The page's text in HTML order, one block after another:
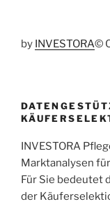
by INVESTORA©
INVESTORA
Marktanalysen
Für Sie bedeutet
der